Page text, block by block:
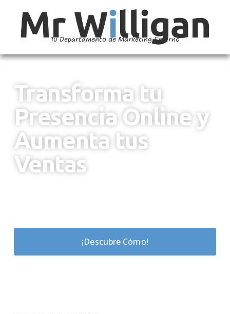
Tu Departamento de Marketing Externo
Transforma tu
Presencia Online y
Aumenta tus
Ventas
¡Descubre Cómo!